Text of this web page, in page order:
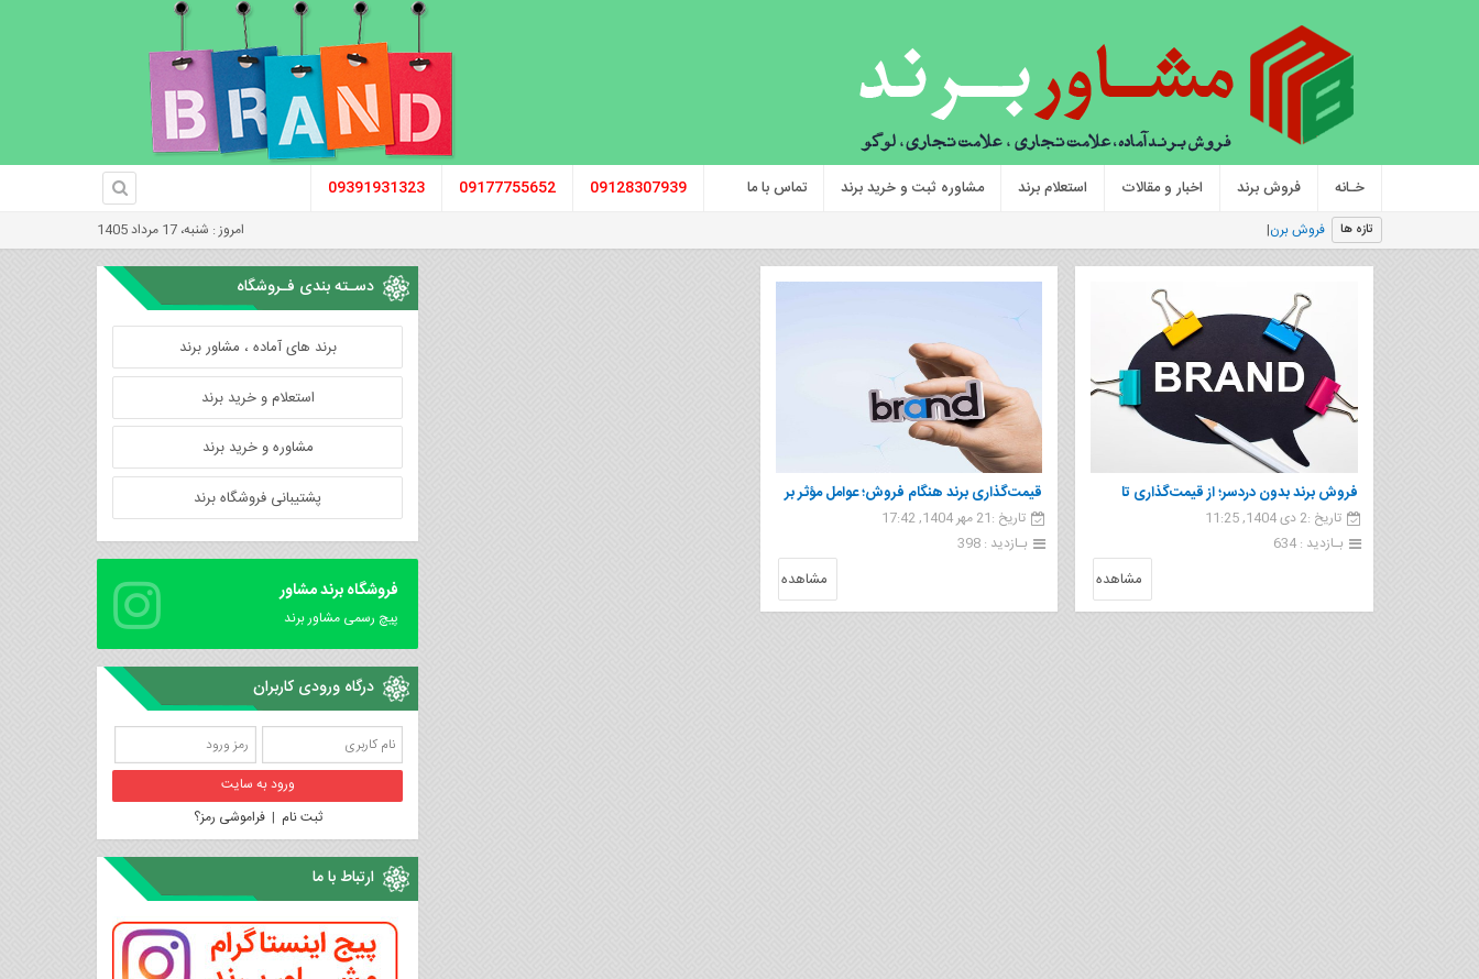
خـانه فروش برند اخبار و مقالات استعلام برند مشاوره ثبت و خرید برند تماس با ما 09128307939
09177755652
09391931323
تازه ها فروش برند تجاری/ آشنایی امروز : شنبه، 17 مرداد 1405
فروش برند بدون دردسر؛ از قیمت‌گذاری تا
انتقال قانونی
تاریخ :2 دی 1404, 11:25
بـازدید : 634
مشاهده
قیمت‌گذاری برند هنگام فروش؛ عوامل مؤثر بر
ارزش برند تجاری شما
تاریخ :21 مهر 1404, 17:42
بـازدید : 398
مشاهده
دسـته بندی فـروشگاه
برند های آماده ، مشاور برند
استعلام و خرید برند
مشاوره و خرید برند
پشتیبانی فروشگاه برند
فروشگاه برند مشاور
پیچ رسمی مشاور برند
درگاه ورودی کاربران
ثبت نام |فراموشی رمز؟
ارتباط با ما